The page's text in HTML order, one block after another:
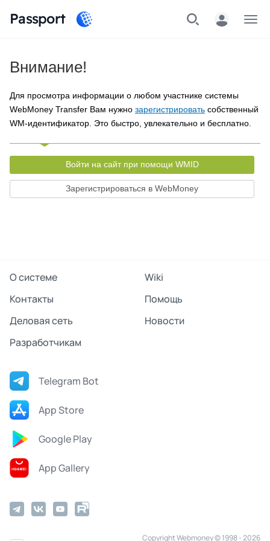
Passport
Внимание!
Для просмотра информации о любом участнике системы
WebMoney Transfer Вам нужно зарегистрировать собственный
WM-идентификатор. Это быстро, увлекательно и бесплатно.
Войти на сайт при помощи WMID
Зарегистрироваться в WebMoney
О системе
Wiki
Контакты
Помощь
Деловая сеть
Новости
Разработчикам
Telegram Bot
App Store
Google Play
App Gallery
Copyright Webmoney © 1998 - 2026